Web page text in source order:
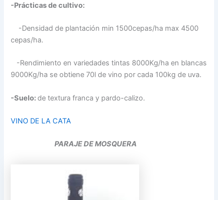
-Prácticas de cultivo:
-Densidad de plantación min 1500cepas/ha max 4500
cepas/ha.
-Rendimiento en variedades tintas 8000Kg/ha en blancas
9000Kg/ha se obtiene 70l de vino por cada 100kg de uva.
-Suelo:de textura franca y pardo-calizo.
VINO DE LA CATA
PARAJE DE MOSQUERA